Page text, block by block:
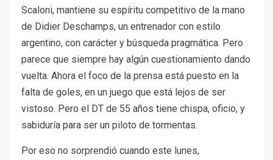
Scaloni, mantiene su espíritu competitivo de la mano
de Didier Deschamps, un entrenador con estilo
argentino, con carácter y búsqueda pragmática. Pero
parece que siempre hay algún cuestionamiento dando
vuelta. Ahora el foco de la prensa está puesto en la
falta de goles, en un juego que está lejos de ser
vistoso. Pero el DT de 55 años tiene chispa, oficio, y
sabiduría para ser un piloto de tormentas.
Por eso no sorprendió cuando este lunes,